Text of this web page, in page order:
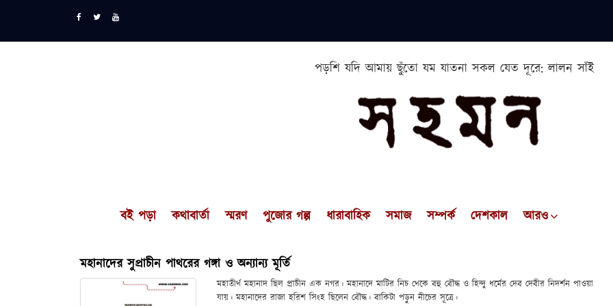
পড়শি যদি আমায় ছুঁতো যম যাতনা সকল যেত দূরে: লালন সাঁই
বই পড়া কথাবার্তা স্মরণ পুজোর গল্প ধারাবাহিক সমাজ সম্পর্ক দেশকাল আরও
মহানাদের সুপ্রাচীন পাথরের গঙ্গা ও অন্যান্য মূর্তি
মহাতীর্থ মহানাদ ছিল প্রাচীন এক নগর। মহানাদে মাটির নিচ থেকে বহু বৌদ্ধ ও হিন্দু ধর্মের দেব দেবীর নিদর্শন পাওয়া
যায়। মহানাদের রাজা হরিশ সিংহ ছিলেন বৌদ্ধ। বাকিটা পড়ুন নীচের সূত্রে।